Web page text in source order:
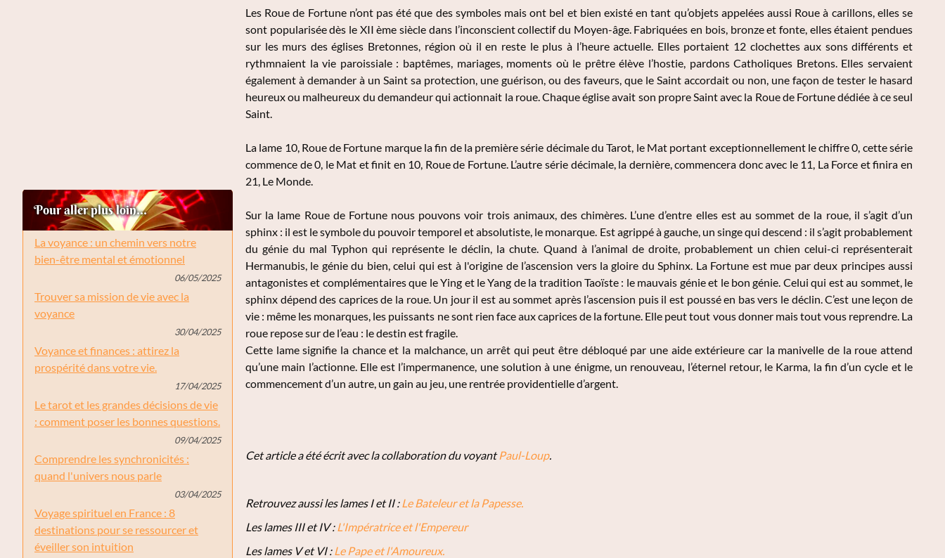
Pour aller plus loin...
La voyance : un chemin vers notre
bien-être mental et émotionnel
06/05/2025
Trouver sa mission de vie avec la
voyance
30/04/2025
Voyance et finances : attirez la
prospérité dans votre vie.
17/04/2025
Le tarot et les grandes décisions de vie
: comment poser les bonnes questions.
09/04/2025
Comprendre les synchronicités :
quand l'univers nous parle
03/04/2025
Voyage spirituel en France : 8
destinations pour se ressourcer et
éveiller son intuition
Les Roue de Fortune n’ont pas été que des symboles mais ont bel et bien existé en tant qu’objets appelées aussi Roue à carillons, elles se
sont popularisée dès le XII ème siècle dans l’inconscient collectif du Moyen-âge. Fabriquées en bois, bronze et fonte, elles étaient pendues
sur les murs des églises Bretonnes, région où il en reste le plus à l’heure actuelle. Elles portaient 12 clochettes aux sons différents et
rythmnaient la vie paroissiale : baptêmes, mariages, moments où le prêtre élève l’hostie, pardons Catholiques Bretons. Elles servaient
également à demander à un Saint sa protection, une guérison, ou des faveurs, que le Saint accordait ou non, une façon de tester le hasard
heureux ou malheureux du demandeur qui actionnait la roue. Chaque église avait son propre Saint avec la Roue de Fortune dédiée à ce seul
Saint.
La lame 10, Roue de Fortune marque la fin de la première série décimale du Tarot, le Mat portant exceptionnellement le chiffre 0, cette série
commence de 0, le Mat et finit en 10, Roue de Fortune. L’autre série décimale, la dernière, commencera donc avec le 11, La Force et finira en
21, Le Monde.
Sur la lame Roue de Fortune nous pouvons voir trois animaux, des chimères. L’une d’entre elles est au sommet de la roue, il s’agit d’un
sphinx : il est le symbole du pouvoir temporel et absolutiste, le monarque. Est agrippé à gauche, un singe qui descend : il s’agit probablement
du génie du mal Typhon qui représente le déclin, la chute. Quand à l’animal de droite, probablement un chien celui-ci représenterait
Hermanubis, le génie du bien, celui qui est à l'origine de l’ascension vers la gloire du Sphinx. La Fortune est mue par deux principes aussi
antagonistes et complémentaires que le Ying et le Yang de la tradition Taoïste : le mauvais génie et le bon génie. Celui qui est au sommet, le
sphinx dépend des caprices de la roue. Un jour il est au sommet après l’ascension puis il est poussé en bas vers le déclin. C’est une leçon de
vie : même les monarques, les puissants ne sont rien face aux caprices de la fortune. Elle peut tout vous donner mais tout vous reprendre. La
roue repose sur de l’eau : le destin est fragile.
Cette lame signifie la chance et la malchance, un arrêt qui peut être débloqué par une aide extérieure car la manivelle de la roue attend
qu’une main l’actionne. Elle est l’impermanence, une solution à une énigme, un renouveau, l’éternel retour, le Karma, la fin d’un cycle et le
commencement d’un autre, un gain au jeu, une rentrée providentielle d’argent.
Cet article a été écrit avec la collaboration du voyantPaul-Loup.
Retrouvez aussi les lames I et II :Le Bateleur et la Papesse.
Les lames III et IV :L'Impératrice et l'Empereur
Les lames V et VI :Le Pape et l'Amoureux.